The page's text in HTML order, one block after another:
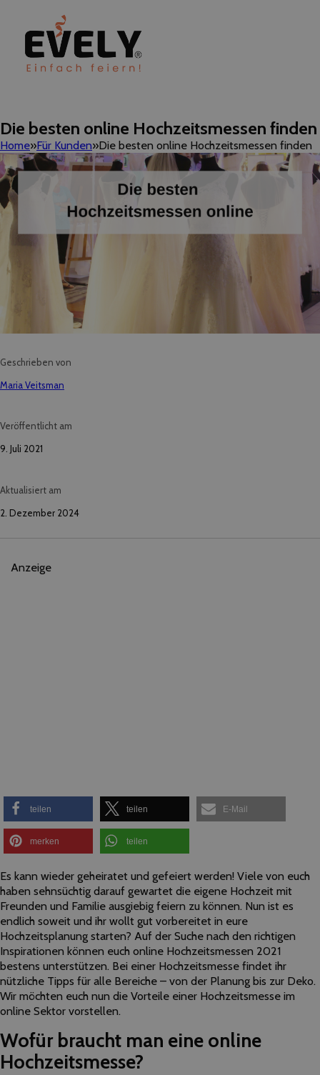
Die besten online Hochzeitsmessen finden
Home Für Kunden Die besten online Hochzeitsmessen finden
Geschrieben von
Maria Veitsman
Veröffentlicht am
9. Juli 2021
Aktualisiert am
2. Dezember 2024
Anzeige
teilen teilen E-Mail
merken teilen
Es kann wieder geheiratet und gefeiert werden! Viele von euch
haben sehnsüchtig darauf gewartet die eigene Hochzeit mit
Freunden und Familie ausgiebig feiern zu können. Nun ist es
endlich soweit und ihr wollt gut vorbereitet in eure
Hochzeitsplanung starten? Auf der Suche nach den richtigen
Inspirationen können euch online Hochzeitsmessen 2021
bestens unterstützen. Bei einer Hochzeitsmesse findet ihr
nützliche Tipps für alle Bereiche – von der Planung bis zur Deko.
Wir möchten euch nun die Vorteile einer Hochzeitsmesse im
online Sektor vorstellen.
Wofür braucht man eine online
Hochzeitsmesse?